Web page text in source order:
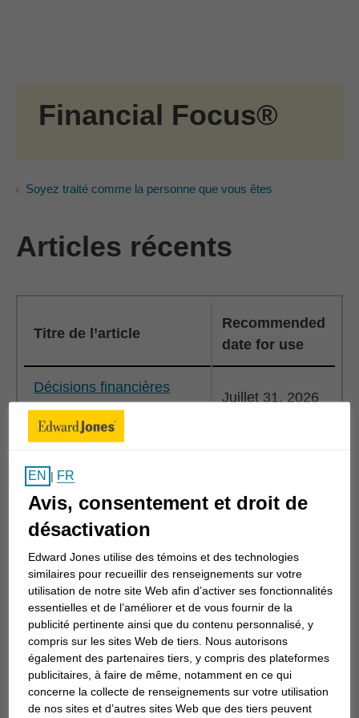
Financial Focus®
Soyez traité comme la personne que vous êtes
Articles récents
Titre de l’article
Recommended
date for use
Décisions financières
d’été
Juillet 31, 2026
cet été
Fonds souverain Juin 30, 2026
Prestations de survivant
du RPC
Juin 30, 2026
Mérite plus d’attention Juin 30, 2026
Manchettes Juin 30, 2026
Se préparer pour la
Juin 30, 2026
EN | FR
Avis, consentement et droit de
désactivation
Edward Jones utilise des témoins et des technologies
similaires pour recueillir des renseignements sur votre
utilisation de notre site Web afin d’activer ses fonctionnalités
essentielles et de l’améliorer et de vous fournir de la
publicité pertinente ainsi que du contenu personnalisé, y
compris sur les sites Web de tiers. Nous autorisons
également des partenaires tiers, y compris des plateformes
publicitaires, à faire de même, notamment en ce qui
concerne la collecte de renseignements sur votre utilisation
de nos sites et d’autres sites Web que des tiers peuvent